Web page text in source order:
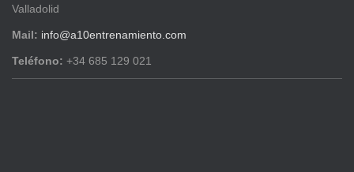
Valladolid
Mail: info@a10entrenamiento.com
Teléfono: +34 685 129 021